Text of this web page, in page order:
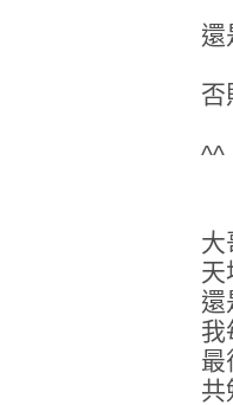
還
否
^^
大
天
還
我
最
共